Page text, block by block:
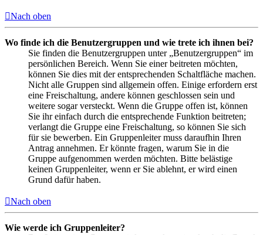
Nach oben
Wo finde ich die Benutzergruppen und wie trete ich ihnen bei?
Sie finden die Benutzergruppen unter „Benutzergruppen“ im
persönlichen Bereich. Wenn Sie einer beitreten möchten,
können Sie dies mit der entsprechenden Schaltfläche machen.
Nicht alle Gruppen sind allgemein offen. Einige erfordern erst
eine Freischaltung, andere können geschlossen sein und
weitere sogar versteckt. Wenn die Gruppe offen ist, können
Sie ihr einfach durch die entsprechende Funktion beitreten;
verlangt die Gruppe eine Freischaltung, so können Sie sich
für sie bewerben. Ein Gruppenleiter muss daraufhin Ihren
Antrag annehmen. Er könnte fragen, warum Sie in die
Gruppe aufgenommen werden möchten. Bitte belästige
keinen Gruppenleiter, wenn er Sie ablehnt, er wird einen
Grund dafür haben.
Nach oben
Wie werde ich Gruppenleiter?